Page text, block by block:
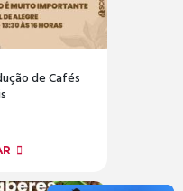
de Cafés